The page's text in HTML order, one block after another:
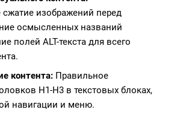
изображений перед
осмысленных названий
полей ALT-текста для всего
контента: Правильное
H1-H3 в текстовых блоках,
навигации и меню.